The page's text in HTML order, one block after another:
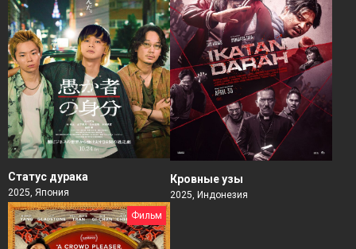
Статус дурака
2025, Япония
Кровные узы
2025, Индонезия
Фильм